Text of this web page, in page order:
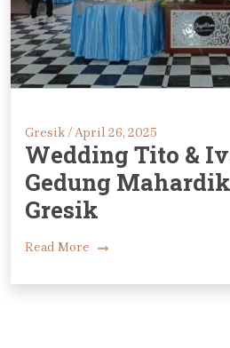
Gresik /April 26, 2025
Wedding Tito &
Gedung
Gresik
Read More